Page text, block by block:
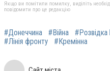
Якщо ви помітили помилку, виділіть
повідомити про це редакцію
#Донеччина #Війна #Розвідка
#Лінія фронту
#Кремінна